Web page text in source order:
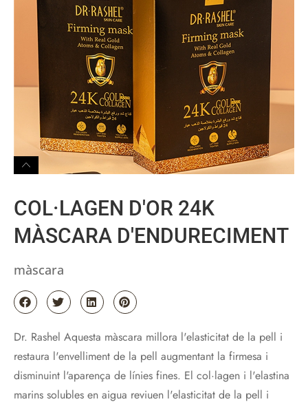
COL·LAGEN D'OR 24K
MÀSCARA D'ENDURECIMENT
màscara
Dr. Rashel Aquesta màscara millora l'elasticitat de la pell i
restaura l'envelliment de la pell augmentant la firmesa i
disminuint l'aparença de línies fines. El col·lagen i l'elastina
marins solubles en aigua reviuen l'elasticitat de la pell i